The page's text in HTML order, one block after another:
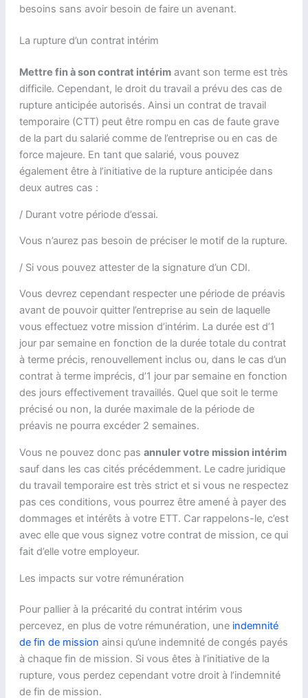
besoins sans avoir besoin de faire un avenant.
La rupture d’un contrat intérim
Mettre fin à son contrat intérimavant son terme est très
difficile. Cependant, le droit du travail a prévu des cas de
rupture anticipée autorisés. Ainsi un contrat de travail
temporaire (CTT) peut être rompu en cas de faute grave
de la part du salarié comme de l’entreprise ou en cas de
force majeure. En tant que salarié, vous pouvez
également être à l’initiative de la rupture anticipée dans
deux autres cas :
/ Durant votre période d’essai.
Vous n’aurez pas besoin de préciser le motif de la rupture.
/ Si vous pouvez attester de la signature d’un CDI.
Vous devrez cependant respecter une période de préavis
avant de pouvoir quitter l’entreprise au sein de laquelle
vous effectuez votre mission d’intérim. La durée est d’1
jour par semaine en fonction de la durée totale du contrat
à terme précis, renouvellement inclus ou, dans le cas d’un
contrat à terme imprécis, d’1 jour par semaine en fonction
des jours effectivement travaillés. Quel que soit le terme
précisé ou non, la durée maximale de la période de
préavis ne pourra excéder 2 semaines.
Vous ne pouvez donc pas annuler votre mission intérim
sauf dans les cas cités précédemment. Le cadre juridique
du travail temporaire est très strict et si vous ne respectez
pas ces conditions, vous pourrez être amené à payer des
dommages et intérêts à votre ETT. Car rappelons-le, c’est
avec elle que vous signez votre contrat de mission, ce qui
fait d’elle votre employeur.
Les impacts sur votre rémunération
Pour pallier à la précarité du contrat intérim vous
percevez, en plus de votre rémunération, une indemnité
de fin de mission ainsi qu’une indemnité de congés payés
à chaque fin de mission. Si vous êtes à l’initiative de la
rupture, vous perdez cependant votre droit à l’indemnité
de fin de mission.